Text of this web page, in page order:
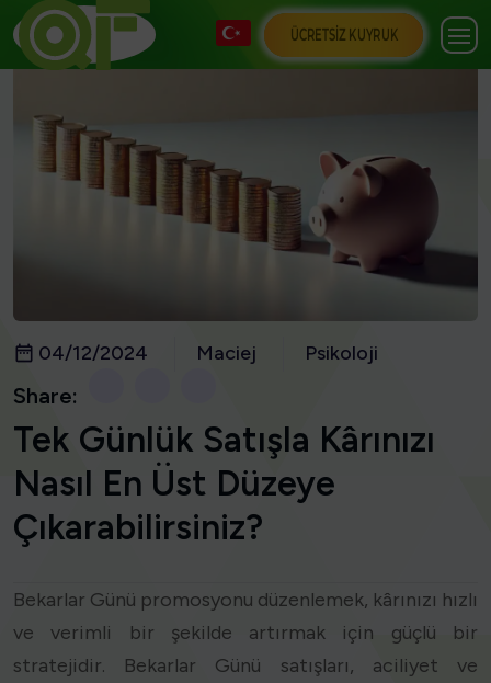
ÜCRETSIZ KUYRUK
04/12/2024 Maciej Psikoloji
Share:
Tek Günlük Satışla Kârınızı
Nasıl En Üst Düzeye
Çıkarabilirsiniz?
Bekarlar Günü promosyonu düzenlemek, kârınızı hızlı
ve verimli bir şekilde artırmak için güçlü bir
stratejidir. Bekarlar Günü satışları, aciliyet ve